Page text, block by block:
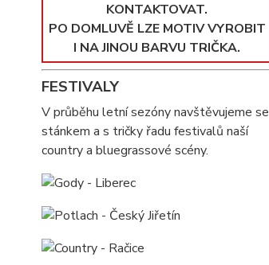
KONTAKTOVAT.
PO DOMLUVĚ LZE MOTIV VYROBIT
I NA JINOU BARVU TRIČKA.
FESTIVALY
V průběhu letní sezóny navštěvujeme se
stánkem a s tričky řadu festivalů naší
country a bluegrassové scény.